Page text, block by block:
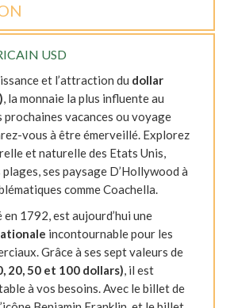
USD
et l’attraction du dollar
, la monnaie la plus influente au
prochaines vacances ou voyage
vous à être émerveillé. Explorez
et naturelle des Etats Unis,
ses paysage D’Hollywood à
comme Coachella.
1792, est aujourd’hui une
incontournable pour les
Grâce à ses sept valeurs de
20, 50 et 100 dollars), il est
à vos besoins. Avec le billet de